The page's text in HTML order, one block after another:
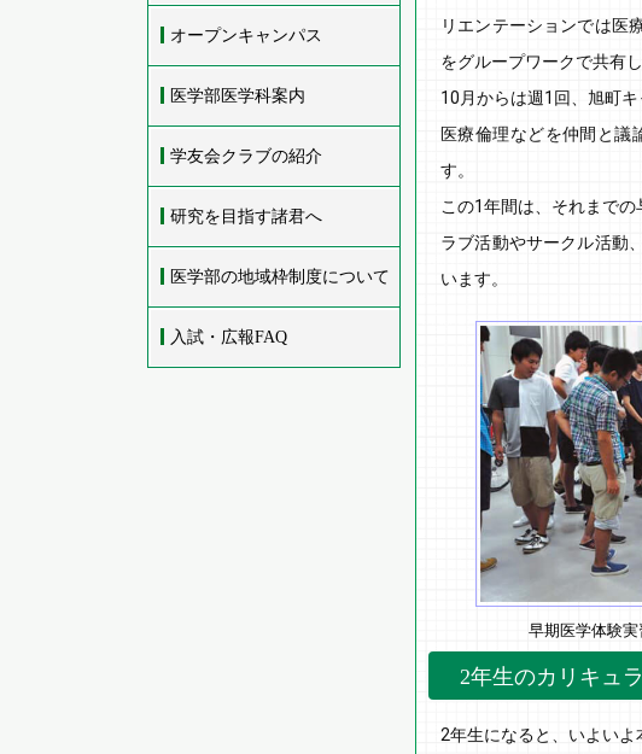
オープンキャンパス
医学部医学科案内
学友会クラブの紹介
研究を目指す諸君へ
医学部の地域枠制度について
入試・広報FAQ
リエンテーションでは医
をグループワークで共有し
10月からは週1回、旭町
医療倫理などを仲間と議
す。
この1年間は、それまで
ラブ活動やサークル活動
います。
早期医学体験実
2年生のカリキュ
2年生になると、いよい